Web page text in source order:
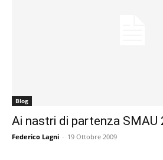
Blog
Ai nastri di partenza SMAU
Federico Lagni - 19 Ottobre 2009